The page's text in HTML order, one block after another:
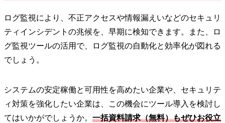
ログ監視により、不正アクセスや情報漏えいなどのセキュリ
ティインシデントの兆候を、早期に検知できます。また、ロ
グ監視ツールの活用で、ログ監視の自動化と効率化が図れる
でしょう。
システムの安定稼働と可用性を高めたい企業や、セキュリテ
ィ対策を強化したい企業は、この機会にツール導入を検討し
てはいかがでしょうか。 一括資料請求（無料）もぜひお役立